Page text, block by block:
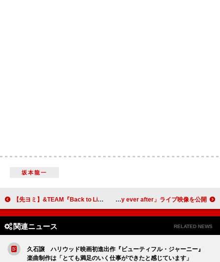
坂本龍一
【先ヨミ】&TEAM『Back to Life』約57.4万枚で現在アルバム1位独走中 eill、ツアー【BLUE ROSE TOUR 2024】より「happy ever after」ライブ映像を公開
関連ニュース RELATED NEWS
久石譲 ハリウッド映画初進出作『ビューティフル・ジャーニー』
楽曲制作は「とても満足のいく仕事ができたと感じています」